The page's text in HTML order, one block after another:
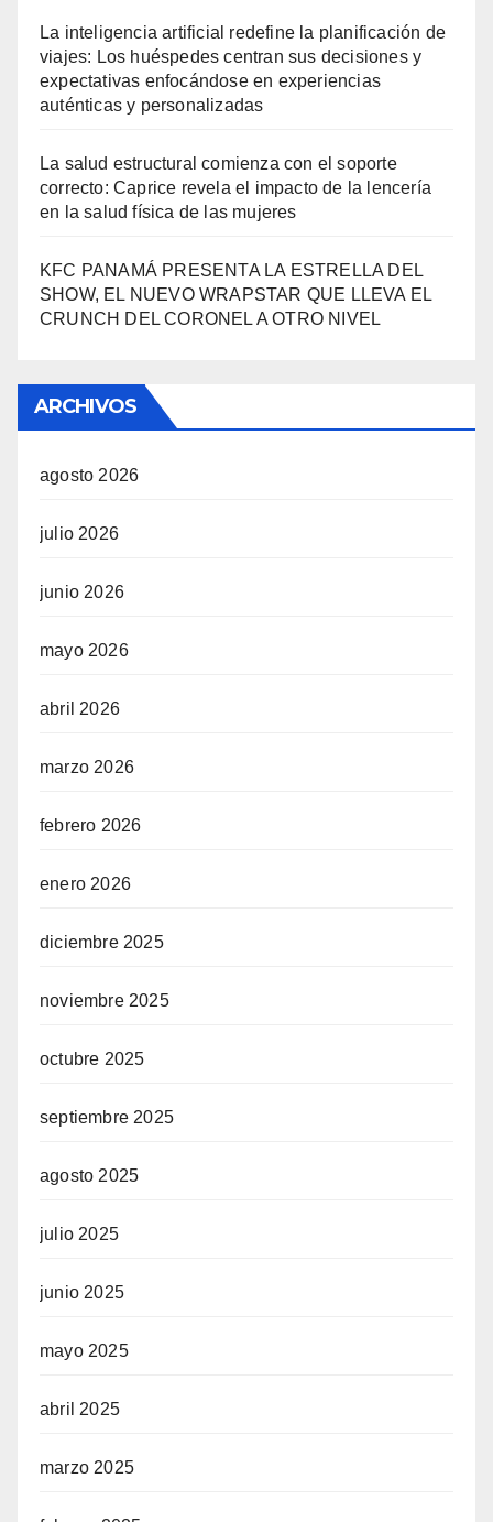
La inteligencia artificial redefine la planificación de
viajes: Los huéspedes centran sus decisiones y
expectativas enfocándose en experiencias
auténticas y personalizadas
La salud estructural comienza con el soporte
correcto: Caprice revela el impacto de la lencería
en la salud física de las mujeres
KFC PANAMÁ PRESENTA LA ESTRELLA DEL
SHOW, EL NUEVO WRAPSTAR QUE LLEVA EL
CRUNCH DEL CORONEL A OTRO NIVEL
ARCHIVOS
agosto 2026
julio 2026
junio 2026
mayo 2026
abril 2026
marzo 2026
febrero 2026
enero 2026
diciembre 2025
noviembre 2025
octubre 2025
septiembre 2025
agosto 2025
julio 2025
junio 2025
mayo 2025
abril 2025
marzo 2025